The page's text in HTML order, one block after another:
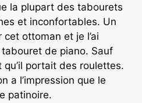
la plupart des tabourets
et inconfortables. Un
ottoman et je l’ai
de piano. Sauf
qu’il portait des roulettes.
a l’impression que le
patinoire.